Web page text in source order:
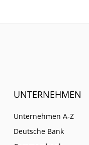
UNTERNEHMEN
Unternehmen A-Z
Deutsche Bank